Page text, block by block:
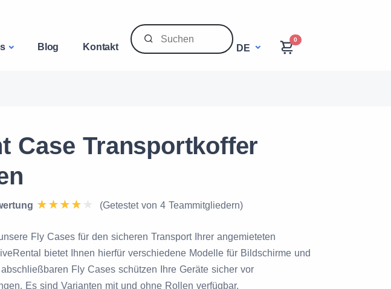
Blog Kontakt DE
0
Case Transportkoffer
(Getestet von 4 Teammitgliedern)
Fly Cases für den sicheren Transport Ihrer angemieteten
bietet Ihnen hierfür verschiedene Modelle für Bildschirme und
Fly Cases schützen Ihre Geräte sicher vor
Es sind Varianten mit und ohne Rollen verfügbar.